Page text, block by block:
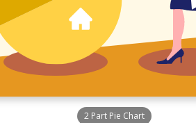
2 Part Pie Chart